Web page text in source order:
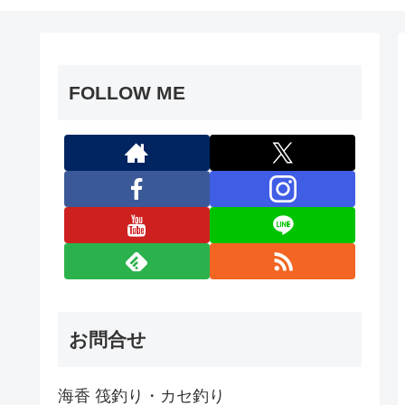
FOLLOW ME
お問合せ
海香 筏釣り・カセ釣り